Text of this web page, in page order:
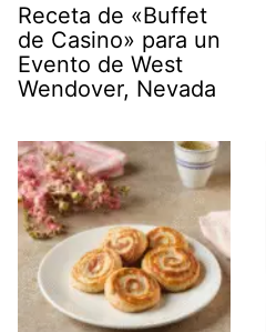
Receta de «Buffet
de Casino» para un
Evento de West
Wendover, Nevada